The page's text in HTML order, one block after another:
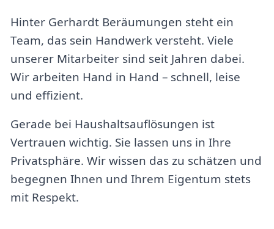
Hinter Gerhardt Beräumungen steht ein
Team, das sein Handwerk versteht. Viele
unserer Mitarbeiter sind seit Jahren dabei.
Wir arbeiten Hand in Hand – schnell, leise
und effizient.
Gerade bei Haushaltsauflösungen ist
Vertrauen wichtig. Sie lassen uns in Ihre
Privatsphäre. Wir wissen das zu schätzen und
begegnen Ihnen und Ihrem Eigentum stets
mit Respekt.